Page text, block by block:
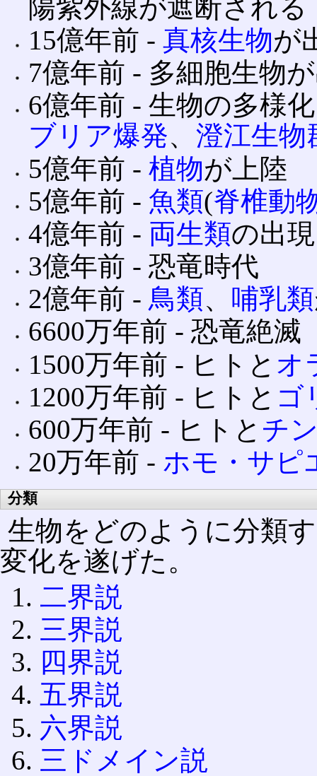
陽紫外線が遮断される
15億年前 ‐ 真核生物が
7億年前 ‐ 多細胞生物
6億年前 ‐ 生物の多様
ブリア爆発、 澄江生物
5億年前 ‐ 植物が上陸
5億年前 ‐ 魚類(脊椎動
4億年前 ‐ 両生類の出
3億年前 ‐ 恐竜時代
2億年前 ‐ 鳥類、 哺乳類
6600万年前 ‐ 恐竜絶滅
1500万年前 ‐ ヒトと オ
1200万年前 ‐ ヒトと ゴ
600万年前 ‐ ヒトと チ
20万年前 ‐ ホモ・サピ
分類
生物をどのように分類
変化を遂げた。
二界説
三界説
四界説
五界説
六界説
三ドメイン説